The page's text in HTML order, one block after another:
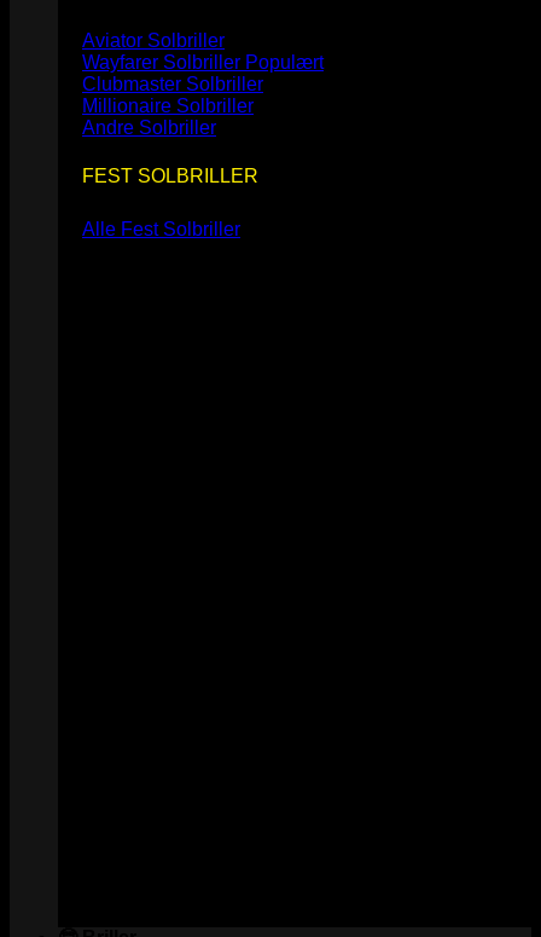
Aviator Solbriller
Wayfarer Solbriller
Clubmaster Solbriller
Millionaire Solbriller
Andre Solbriller
FEST SOLBRILLER
Alle Fest Solbriller